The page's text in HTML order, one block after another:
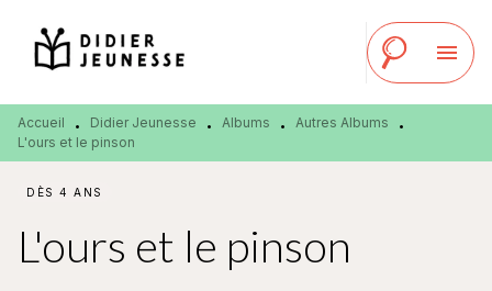
MENU RECHERCHE
PIED DE PAGE
menu
Accueil • Didier Jeunesse • Albums • Autres Albums
•
L'ours et le pinson
DÈS 4 ANS
L'ours et le pinson